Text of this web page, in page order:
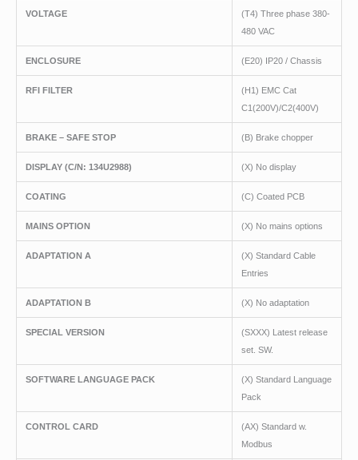
VOLTAGE
(T4) Three phase 380-
480 VAC
ENCLOSURE (E20) IP20 / Chassis
RFI FILTER
(H1) EMC Cat
C1(200V)/C2(400V)
BRAKE – SAFE STOP (B) Brake chopper
DISPLAY (C/N: 134U2988) (X) No display
COATING (C) Coated PCB
MAINS OPTION (X) No mains options
ADAPTATION A
(X) Standard Cable
Entries
ADAPTATION B (X) No adaptation
SPECIAL VERSION
(SXXX) Latest release
set. SW.
SOFTWARE LANGUAGE PACK
(X) Standard Language
Pack
CONTROL CARD
(AX) Standard w.
Modbus